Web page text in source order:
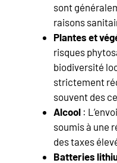
sont
raisons
Plantes et
risques
biodiversité
strictement
souvent des
Alcool :
soumis à une
des taxes
Batteries